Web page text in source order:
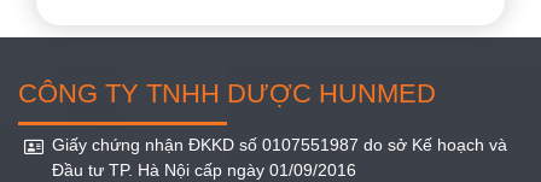
CÔNG TY TNHH DƯỢC HUNMED
Giấy chứng nhận ĐKKD số 0107551987 do sở Kế hoạch và
Đầu tư TP. Hà Nội cấp ngày 01/09/2016